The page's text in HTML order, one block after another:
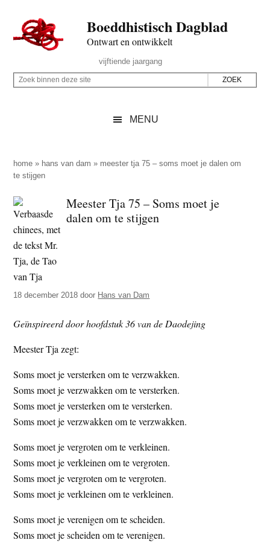
naar
de
inhoud
secondary
naar
de
sidebar
naar
de
Boeddhistisch Dagblad
Ontwart en ontwikkelt
Rechts
vijftiende jaargang
Z
p
d
e
z
e
s
i
t
e
Z
i
n
e
n
d
e
z
e
s
t
e
MENU
home » hans van dam » meester tja 75 – soms moet je dalen om
te stijgen
Meester Tja 75 – Soms moet je
dalen om te stijgen
18 december 2018 door Hans van Dam
Geïnspireerd door hoofdstuk 36 van de Daodejing
Meester Tja zegt:
Soms moet je versterken om te verzwakken.
Soms moet je verzwakken om te versterken.
Soms moet je versterken om te versterken.
Soms moet je verzwakken om te verzwakken.
Soms moet je vergroten om te verkleinen.
Soms moet je verkleinen om te vergroten.
Soms moet je vergroten om te vergroten.
Soms moet je verkleinen om te verkleinen.
Soms moet je verenigen om te scheiden.
Soms moet je scheiden om te verenigen.